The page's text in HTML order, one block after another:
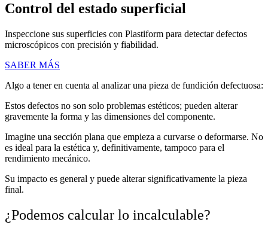
Control del estado superficial
Inspeccione sus superficies con Plastiform para detectar defectos
microscópicos con precisión y fiabilidad.
SABER MÁS
Algo a tener en cuenta al analizar una pieza de fundición defectuosa:
Estos defectos no son solo problemas estéticos; pueden alterar
gravemente la forma y las dimensiones del componente.
Imagine una sección plana que empieza a curvarse o deformarse. No
es ideal para la estética y, definitivamente, tampoco para el
rendimiento mecánico.
Su impacto es general y puede alterar significativamente la pieza
final.
¿Podemos calcular lo incalculable?